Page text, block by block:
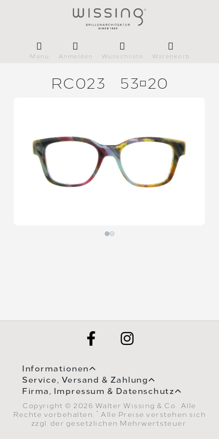
Menü Anmelden Wunschliste Warenkorb
RC023 5320
Informationen
Service, Versand & Zahlung
Firma, Impressum & Datenschutz
Copyright © 2026 Walter Wissing & Co.. Alle
Rechte vorbehalten.
* Alle Preise verstehen sich
zzgl. der gesetzlichen Mehrwertsteuer.